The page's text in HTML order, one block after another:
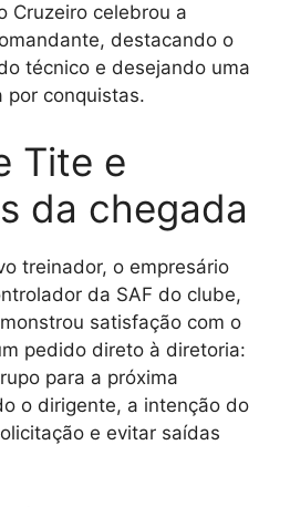
Cruzeiro celebrou a
destacando o
técnico e desejando uma
por conquistas.
Tite e
da chegada
treinador, o empresário
da SAF do clube,
satisfação com o
pedido direto à diretoria:
para a próxima
o dirigente, a intenção do
e evitar saídas